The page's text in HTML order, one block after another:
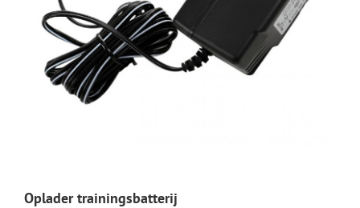
Oplader trainingsbatterij